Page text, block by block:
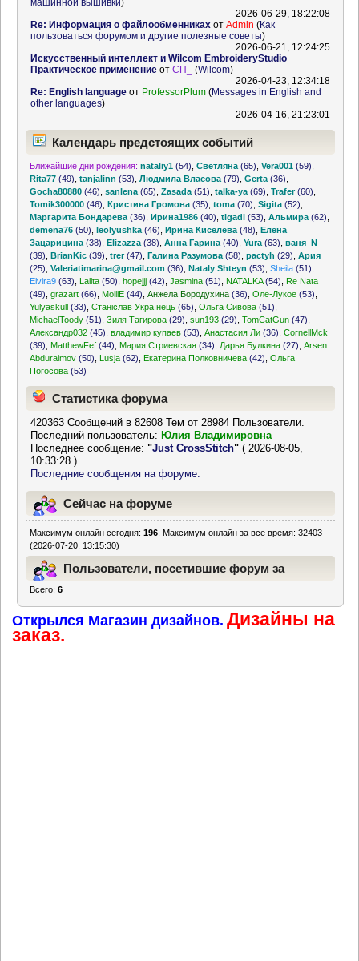
машинной вышивки)
2026-06-29, 18:22:08
Re: Информация о файлообменникахот Admin (Как
пользоваться форумом и другие полезные советы)
2026-06-21, 12:24:25
Искусственный интеллект и Wilcom EmbroideryStudio
Практическое применениеот СП_ (Wilcom)
2026-04-23, 12:34:18
Re: English languageот ProfessorPlum(Messages in English and
other languages)
2026-04-16, 21:23:01
Календарь предстоящих событий
Ближайшие дни рождения: nataliy1 (54) ,Светляна (65) ,Vera001 (59)
Rita77 (49) ,tanjalinn (53) ,Людмила Власова (79) ,Gerta (36)
Gocha80880 (46) ,sanlena (65) ,Zasada (51) ,talka-ya (69) ,Trafer(60)
Tomik300000 (46) ,Кристина Громова (35) ,toma (70) ,Sigita (52)
Маргарита Бондарева (36) ,Ирина1986 (40) ,tigadi (53) ,Альмира (62)
demena76 (50) ,leolyushka (46) ,Ирина Киселева (48) ,Елена
Зацарицина (38) ,Elizazza (38) ,Анна Гарина (40) ,Yura (63) ,ваня_N
(39) ,BrianKic (39) ,trer(47) ,Галина Разумова (58) ,pactyh (29) ,Ария
(25) ,Valeriatimarina@gmail.com (36) ,Nataly Shteyn (53) ,Sheila (51)
Elvira9 (63) Lalita (50) ,hopejjj (42) ,Jasmina (51) NATALKA(54)
Re Nata
(49) ,grazart (66) MolliE (44) ,Анжела Бородухина (36) ,Оле-Лукое (53)
Yulyaskull (33) ,Станіслав Українець (65) ,Ольга Сивова (51)
MichaelToody (51) ,Зиля Тагирова (29) ,sun193 (29) ,TomCatGun (47)
Александр032 (45) ,владимир купаев (53) ,Анастасия Ли (36) ,CornellMck
(39)
MatthewFef (44) Мария Стриевская (34) Дарья Булкина (27) ,Arsen
Abduraimov (50) Lusja (62) Екатерина Полковничева (42) ,Ольга
Погосова (53)
Статистика форума
420363 Сообщений в 82608 Тем от 28984 Пользователи.
Последний пользователь: Юлия Владимировна
Последнее сообщение:"Just CrossStitch" ( 2026-08-05,
10:33:28 )
Последние сообщения на форуме.
Сейчас на форуме
Максимум онлайн сегодня:196 . Максимум онлайн за все время: 32403
(2026-07-20, 13:15:30)
Пользователи, посетившие форум за
Всего:6
Открылся Магазин дизайнов. Дизайны на
заказ.